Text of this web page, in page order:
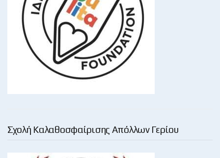
Σχολή Καλαθοσφαίρισης Απόλλων Γερίου